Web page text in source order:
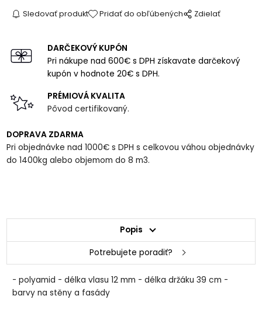
Sledovať produkt Pridať do obľúbených Zdielať
DARČEKOVÝ KUPÓN
Pri nákupe nad 600€ s DPH získavate darčekový
kupón v hodnote 20€ s DPH.
PRÉMIOVÁ KVALITA
Pôvod certifikovaný.
DOPRAVA ZDARMA
Pri objednávke nad 1000€ s DPH s celkovou váhou objednávky
do 1400kg alebo objemom do 8 m3.
Popis
Potrebujete poradiť?
- polyamid - délka vlasu 12 mm - délka držáku 39 cm -
barvy na stěny a fasády